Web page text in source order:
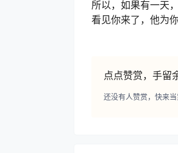
所以，如果有一天
看见你来了，他为
点点赞赏，手留
还没有人赞赏，快来当